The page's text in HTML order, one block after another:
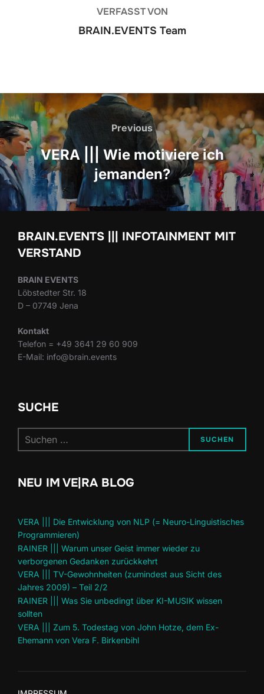
VERFASST VON
BRAIN.EVENTS Team
Beitrags-
Navigation
Previous
Previous
VERA ||| Wie motiviere ich
jemanden?
BRAIN.EVENTS ||| INFOTAINMENT MIT
VERSTAND
BRAIN EVENTS
Löbstedter Str. 18
D – 07749 Jena
Kontakt
Telefon = +49 3641 29 60 909
E-Mail: info@brain.events
SUCHE
nach:
SUCHEN
NEU IM VE|RA BLOG
VERA ||| Die Entwicklung von NLP (= Neuro-Linguistisches
Programmieren)
RAINER ||| Warum unser Geist immer wieder zu
verborgenen Gedanken zurückkehrt
VERA ||| TV-Gewohnheiten (zumindest aus Sicht des
Jahres 2009) – Teil 2/2
RAINER ||| Was Sie unbedingt über KI-MUSIK wissen
sollten
VERA ||| Zum 5. Todestag von John Hotze, dem Ex-
Ehemann von Vera F. Birkenbihl